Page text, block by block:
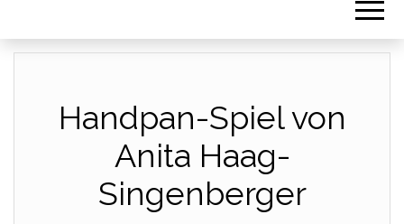
Handpan-Spiel von
Anita Haag-
Singenberger